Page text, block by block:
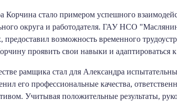
Корчина стало примером успешного
округа и работодателя. ГАУ НСО
возможность временного
проявить свои навыки и адаптироваться
рамщика стал для Александра
его профессиональные качества,
Учитывая положительные результаты,